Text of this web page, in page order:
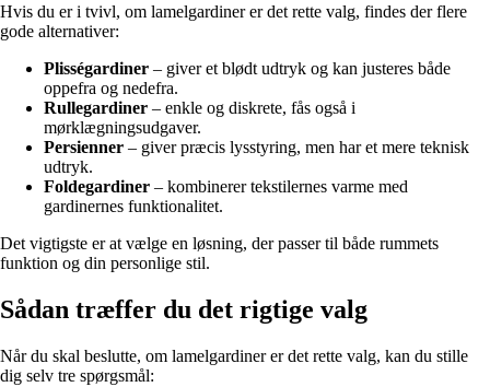
Hvis du er i tvivl, om lamelgardiner er det rette valg, findes der flere
gode alternativer:
Plisségardiner – giver et blødt udtryk og kan justeres både
oppefra og nedefra.
Rullegardiner – enkle og diskrete, fås også i
mørklægningsudgaver.
Persienner – giver præcis lysstyring, men har et mere teknisk
udtryk.
Foldegardiner – kombinerer tekstilernes varme med
gardinernes funktionalitet.
Det vigtigste er at vælge en løsning, der passer til både rummets
funktion og din personlige stil.
Sådan træffer du det rigtige valg
Når du skal beslutte, om lamelgardiner er det rette valg, kan du stille
dig selv tre spørgsmål: